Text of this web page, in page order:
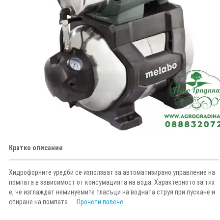
Кратко описание
Хидрофорните уредби се използват за автоматизирано управление на
помпата в зависимост от консумацията на вода. Характерното за тях
е, че изглаждат неминуемите тласъци на водната струя при пускане и
спиране на помпата. ... Прочети повече...